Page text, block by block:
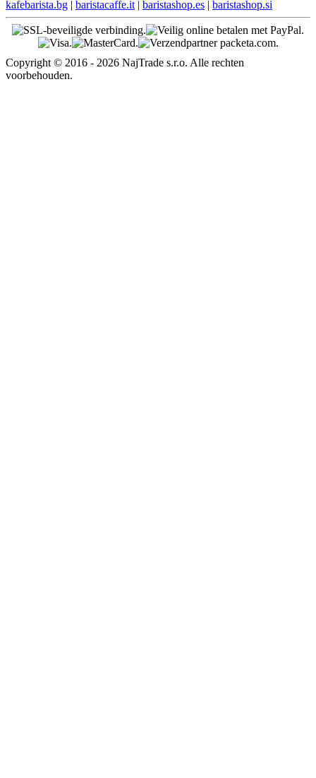
kafebarista.bg | baristacaffe.it | baristashop.es | baristashop.si
Copyright © 2016 - 2026 NajTrade s.r.o. Alle rechten
voorbehouden.